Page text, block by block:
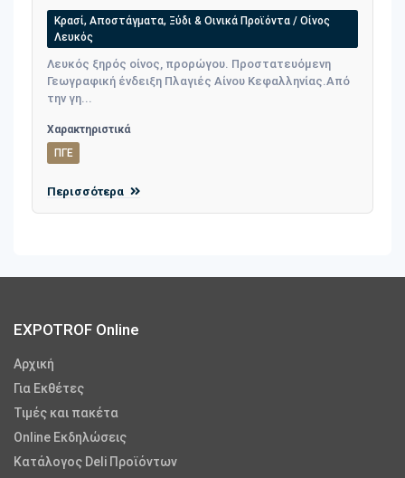
Κρασί, Αποστάγματα, Ξύδι & Οινικά Προϊόντα / Οίνος
Λευκός
Λευκός ξηρός οίνος, προρώγου. Προστατευόμενη
Γεωγραφική ένδειξη Πλαγιές Αίνου Κεφαλληνίας.Από
την γη...
Χαρακτηριστικά
ΠΓΕ
Περισσότερα
EXPOTROF Online
Αρχική
Για Εκθέτες
Τιμές και πακέτα
Online Εκδηλώσεις
Κατάλογος Deli Προϊόντων